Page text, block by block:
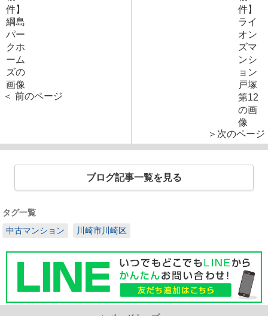
＜ 前のページ
＞次のページ
ブログ記事一覧を見る
タグ一覧
中古マンション
川崎市川崎区